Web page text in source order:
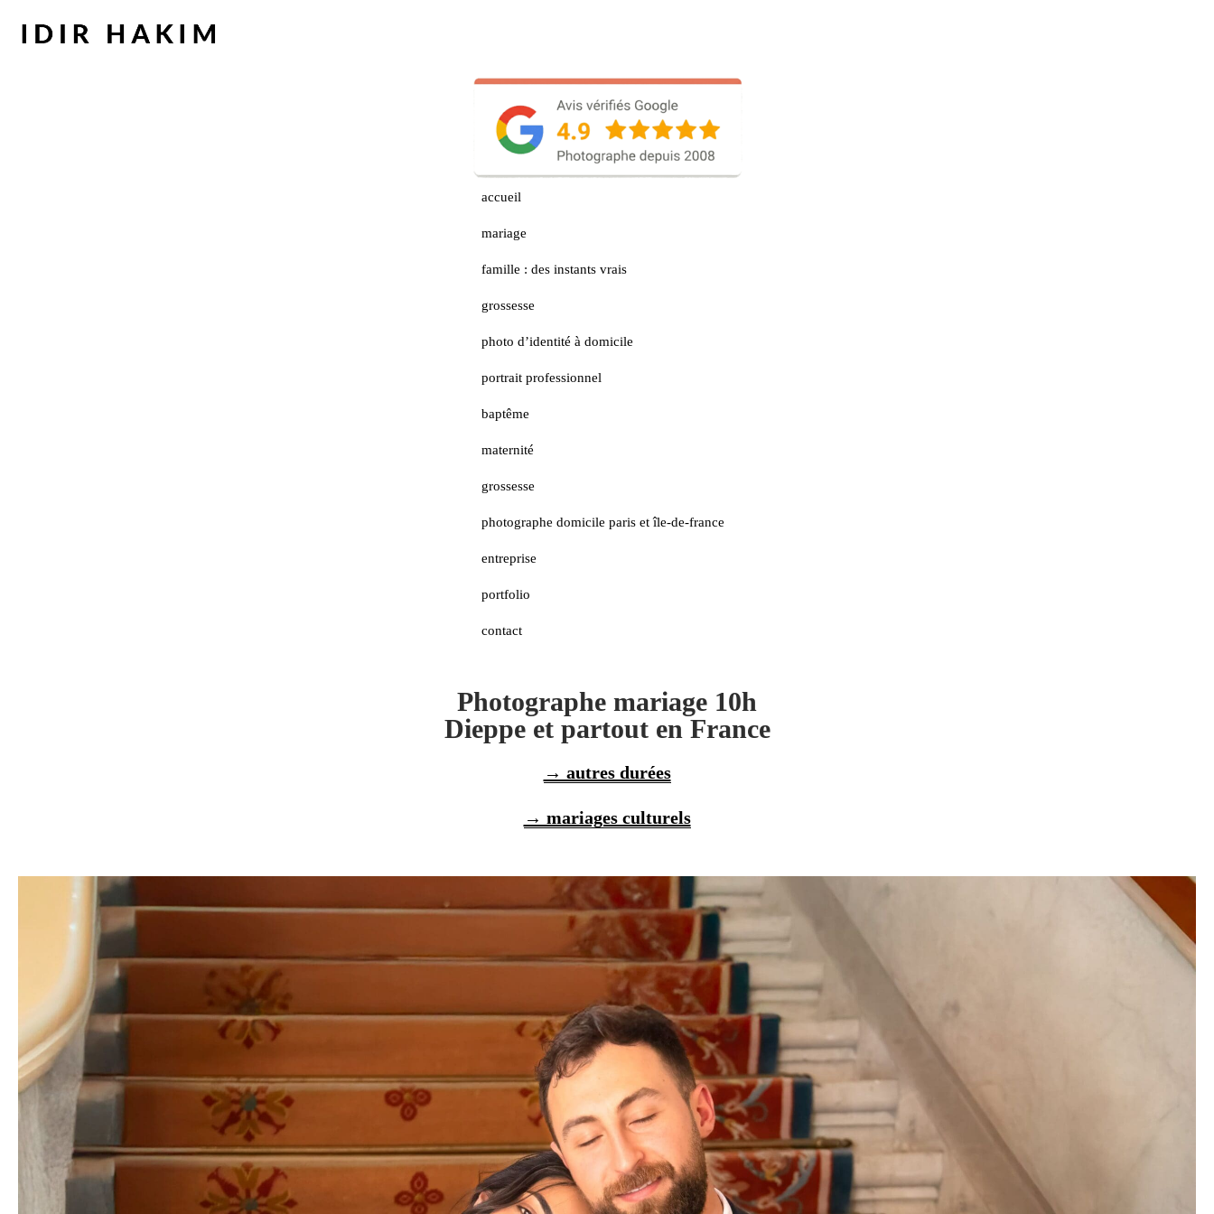
accueil
mariage
famille : des instants vrais
grossesse
photo d’identité à domicile
portrait professionnel
baptême
maternité
grossesse
photographe domicile paris et île-de-france
entreprise
portfolio
contact
Photographe mariage 10h
Dieppe et partout en France
→ autres durées
→ mariages culturels